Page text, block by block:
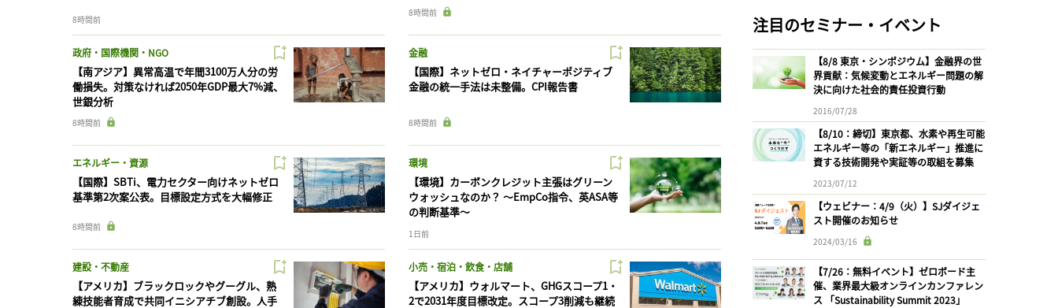
8時間前
8時間前
政府・国際機関・NGO
【南アジア】異常高温で年間3100万人分の労
働損失。対策なければ2050年GDP最大7%減、
世銀分析
8時間前
金融
【国際】ネットゼロ・ネイチャーポジティブ
金融の統一手法は未整備。CPI報告書
8時間前
エネルギー・資源
【国際】SBTi、電力セクター向けネットゼロ
基準第2次案公表。目標設定方式を大幅修正
8時間前
環境
【環境】カーボンクレジット主張はグリーン
ウォッシュなのか？ 〜EmpCo指令、英ASA等
の判断基準〜
1日前
建設・不動産
【アメリカ】ブラックロックやグーグル、熟
練技能者育成で共同イニシアチブ創設。人手
小売・宿泊・飲食・店舗
【アメリカ】ウォルマート、GHGスコープ1・
2で2031年度目標改定。スコープ3削減も継続
注目のセミナー・イベント
【8/8 東京・シンポジウム】金融界の世
界貢献：気候変動とエネルギー問題の解
決に向けた社会的責任投資行動
2016/07/28
【8/10：締切】東京都、水素や再生可能
エネルギー等の「新エネルギー」推進に
資する技術開発や実証等の取組を募集
2023/07/12
【ウェビナー：4/9（火）】SJダイジェ
スト開催のお知らせ
2024/03/16
【7/26：無料イベント】ゼロボード主
催、業界最大級オンラインカンファレン
ス 「Sustainability Summit 2023」